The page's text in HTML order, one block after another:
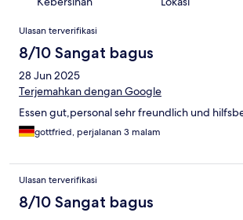
Ulasan
Ulasan terverifikasi
8/10 Sangat bagus
28 Jun 2025
Terjemahkan dengan Google
Essen gut,personal sehr freundlich und
gottfried, perjalanan 3 malam
Ulasan terverifikasi
8/10 Sangat bagus